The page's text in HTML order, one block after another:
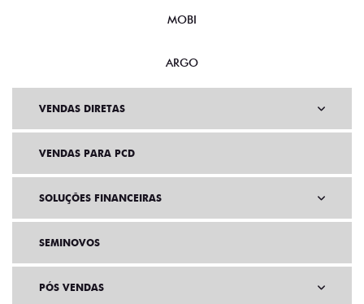
MOBI
ARGO
VENDAS DIRETAS
VENDAS PARA PCD
SOLUÇÕES FINANCEIRAS
SEMINOVOS
PÓS VENDAS